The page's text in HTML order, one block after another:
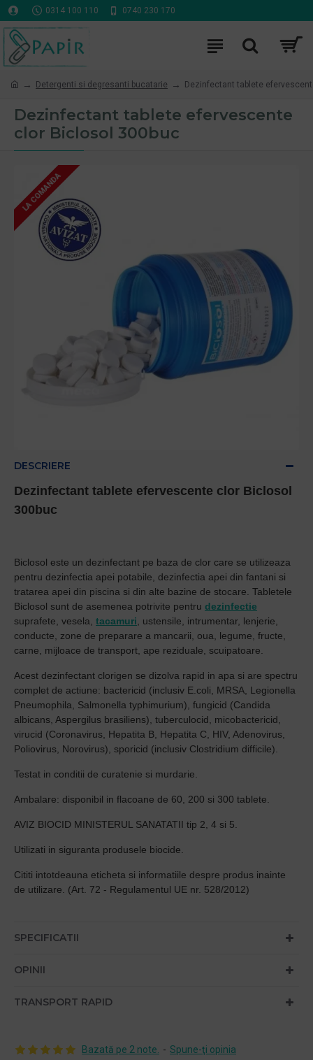
0314 100 110 0740 230 170
Detergenti si degresanti bucatarie Dezinfectant tablete
Dezinfectant tablete efervescente
clor Biclosol 300buc
LA COMANDA
DESCRIERE
Dezinfectant tablete efervescente clor Biclosol
300buc
Biclosol este un dezinfectant pe baza de clor care se utilizeaza
pentru dezinfectia apei potabile, dezinfectia apei din fantani si
tratarea apei din piscina si din alte bazine de stocare. Tabletele
Biclosol sunt de asemenea potrivite pentru dezinfectie
suprafete, vesela, tacamuri , ustensile, intrumentar, lenjerie,
conducte, zone de preparare a mancarii, oua, legume, fructe,
carne, mijloace de transport, ape reziduale, scuipatoare.
Acest dezinfectant clorigen se dizolva rapid in apa si are spectru
complet de actiune: bactericid (inclusiv E.coli, MRSA, Legionella
Pneumophila, Salmonella typhimurium), fungicid (Candida
albicans, Aspergilus brasiliens), tuberculocid, micobactericid,
virucid (Coronavirus, Hepatita B, Hepatita C, HIV, Adenovirus,
Poliovirus, Norovirus), sporicid (inclusiv Clostridium difficile).
Testat in conditii de curatenie si murdarie.
Ambalare: disponibil in flacoane de 60, 200 si 300 tablete.
AVIZ BIOCID MINISTERUL SANATATII tip 2, 4 si 5.
Utilizati in siguranta produsele biocide.
Cititi intotdeauna eticheta si informatiile despre produs inainte
de utilizare. (Art. 72 - Regulamentul UE nr. 528/2012)
SPECIFICATII
OPINII
TRANSPORT RAPID
Bazată pe 2 note. - Spune-ţi opinia